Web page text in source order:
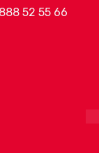
52 55 66